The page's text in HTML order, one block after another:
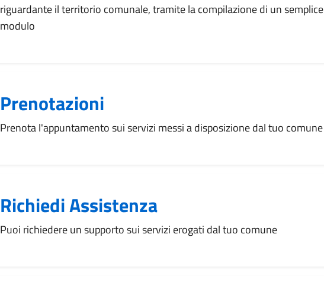
riguardante il territorio comunale, tramite la compilazione di un semplice
modulo
Prenotazioni
Prenota l'appuntamento sui servizi messi a disposizione dal tuo comune
Richiedi Assistenza
Puoi richiedere un supporto sui servizi erogati dal tuo comune